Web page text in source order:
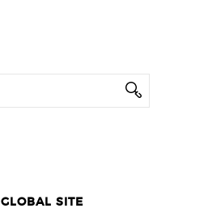
GLOBAL SITE